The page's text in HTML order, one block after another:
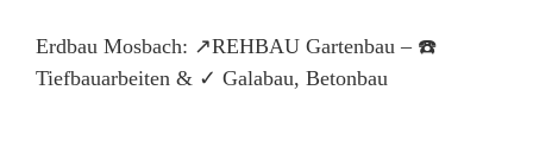
Erdbau Mosbach: ↗️REHBAU Gartenbau – ☎️
Tiefbauarbeiten & ✓ Galabau, Betonbau